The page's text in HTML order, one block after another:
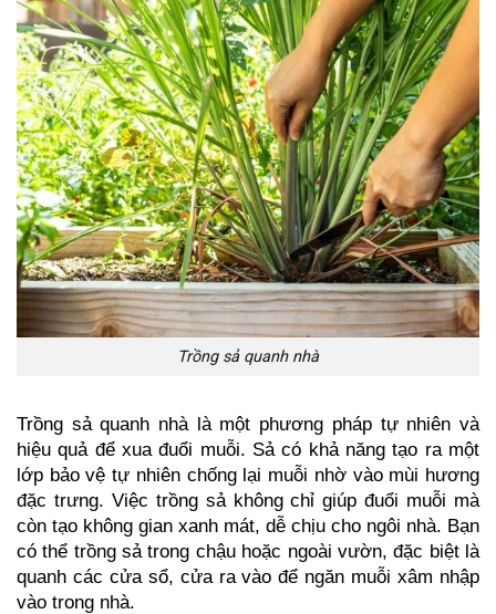
Trồng sả quanh nhà
Trồng sả quanh nhà là một phương pháp tự nhiên và
hiệu quả để xua đuổi muỗi. Sả có khả năng tạo ra một
lớp bảo vệ tự nhiên chống lại muỗi nhờ vào mùi hương
đặc trưng. Việc trồng sả không chỉ giúp đuổi muỗi mà
còn tạo không gian xanh mát, dễ chịu cho ngôi nhà. Bạn
có thể trồng sả trong chậu hoặc ngoài vườn, đặc biệt là
quanh các cửa sổ, cửa ra vào để ngăn muỗi xâm nhập
vào trong nhà.